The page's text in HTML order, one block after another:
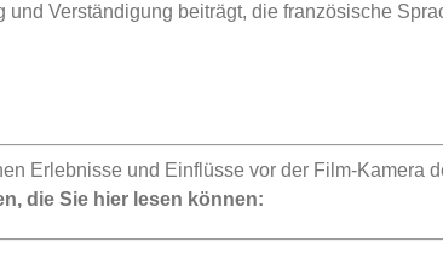
Verständigung beiträgt, die französische
Erlebnisse und Einflüsse vor der Film-Kamera
die Sie hier lesen können: